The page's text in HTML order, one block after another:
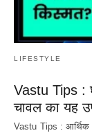
LIFESTYLE
Vastu Tips :
चावल का यह
Vastu Tips : आर्थिक